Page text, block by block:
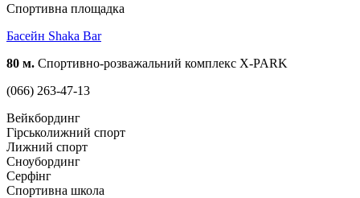
Спортивна площадка
Басейн Shaka Bar
80 м. Спортивно-розважальний комплекс X-PARK
(066) 263-47-13
Вейкбординг
Гірськолижний спорт
Лижний спорт
Сноубординг
Серфінг
Спортивна школа